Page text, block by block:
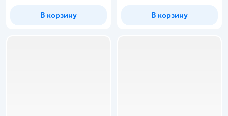
В корзину В корзину